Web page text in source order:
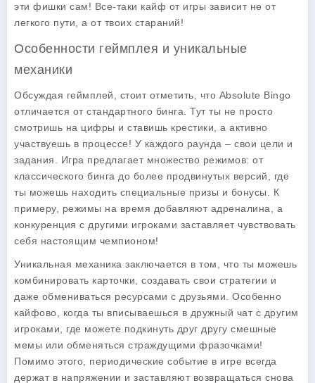
эти фишки сам! Все-таки кайф от игры зависит не от
легкого пути, а от твоих стараний!
Особенности геймплея и уникальные
механики
Обсуждая геймплей , стоит отметить, что Absolute Bingo
отличается от стандартного бинга. Тут ты не просто
смотришь на цифры и ставишь крестики, а активно
участвуешь в процессе! У каждого раунда – свои цели и
задания. Игра предлагает множество режимов: от
классического бинга до более продвинутых версий, где
ты можешь находить специальные призы и бонусы. К
примеру, режимы на время добавляют адреналина, а
конкуренция с другими игроками заставляет чувствовать
себя настоящим чемпионом!
Уникальная механика заключается в том, что ты можешь
комбинировать карточки, создавать свои стратегии и
даже обмениваться ресурсами с друзьями. Особенно
кайфово, когда ты вписываешься в дружный чат с другим
игроками, где можете подкинуть друг другу смешные
мемы или обменяться страждущими фразочками!
Помимо этого, периодические событие в игре всегда
держат в напряжении и заставляют возвращаться снова